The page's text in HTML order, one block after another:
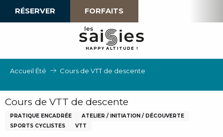
RÉSERVER FORFAITS
HAPPY ALTI TU D E !
Accueil Été Cours de VTT de descente
Cours de VTT de descente
PRATIQUE ENCADRÉE
ATELIER / INITIATION / DÉCOUVERTE
SPORTS CYCLISTES
VTT